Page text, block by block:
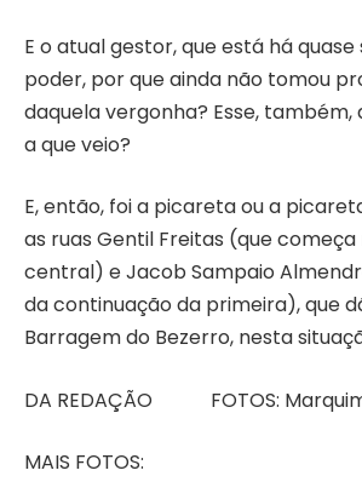
E o atual gestor, que está há
poder, por que ainda não tomou
daquela vergonha? Esse, também,
a que veio?
E, então, foi a picareta ou a
as ruas Gentil Freitas (que
central) e Jacob Sampaio
da continuação da primeira), que
Barragem do Bezerro, nesta
DA REDAÇÃO FOTOS:
MAIS FOTOS: